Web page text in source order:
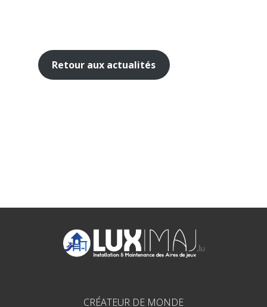
Retour aux actualités
CRÉATEUR DE MONDE